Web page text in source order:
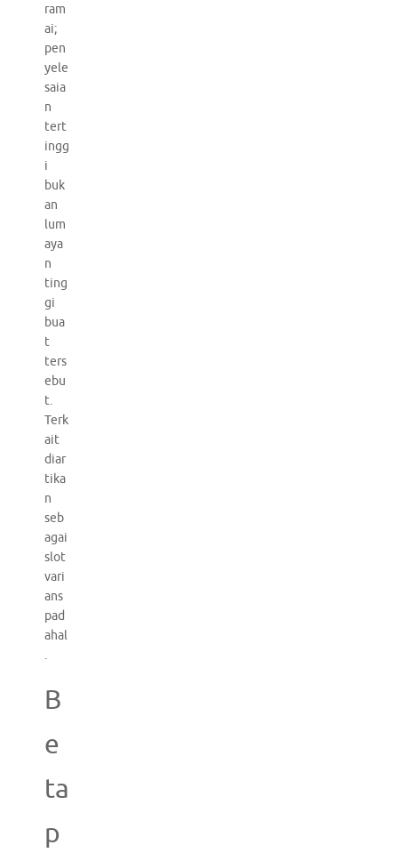
ram
ai;
pen
yele
saia
n
tert
ingg
i
buk
an
lum
aya
n
ting
gi
bua
t
ters
ebu
t.
Terk
ait
diar
tika
n
seb
agai
slot
vari
ans
pad
ahal
.
B
e
ta
p